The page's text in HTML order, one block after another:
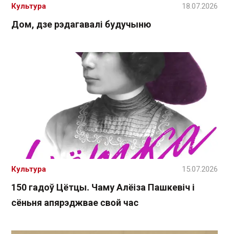
Дом, дзе рэдагавалі будучыню
Культура 18.07.2026
150 гадоў Цётцы. Чаму Алёіза Пашкевіч і
сёньня апярэджвае свой час
Культура 15.07.2026